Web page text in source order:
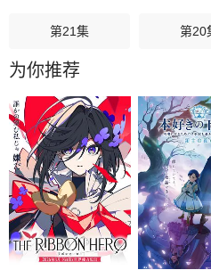
第21集 第20
第18集
第15集 第14
第12集 第11
第09集 第08
为你推荐